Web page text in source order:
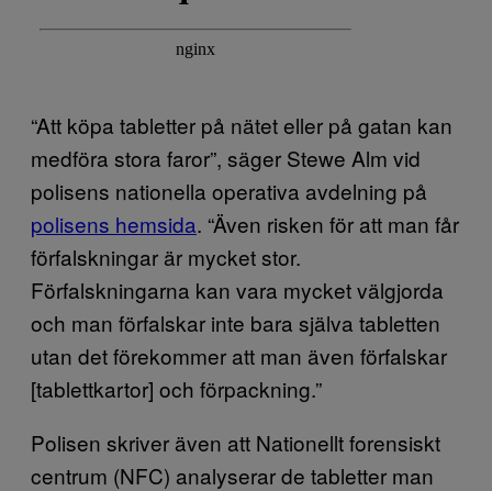
“Att köpa tabletter på nätet eller på gatan kan
medföra stora faror”, säger Stewe Alm vid
polisens nationella operativa avdelning på
polisens hemsida. “Även risken för att man får
förfalskningar är mycket stor.
Förfalskningarna kan vara mycket välgjorda
och man förfalskar inte bara själva tabletten
utan det förekommer att man även förfalskar
[tablettkartor] och förpackning.”
Polisen skriver även att Nationellt forensiskt
centrum (NFC) analyserar de tabletter man